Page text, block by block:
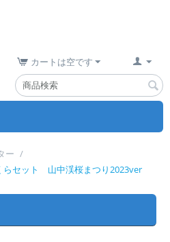
カートは空です
ー /
らセット 山中渓桜まつり2023ver